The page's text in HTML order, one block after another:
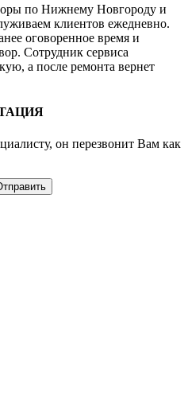
по Нижнему Новгороду и
клиентов ежедневно.
оговоренное время и
Сотрудник сервиса
а после ремонта вернет
он перезвонит Вам как